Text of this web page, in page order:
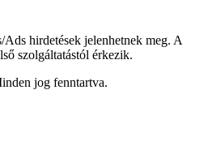
hirdetések jelenhetnek meg. A
szolgáltatástól érkezik.
jog fenntartva.